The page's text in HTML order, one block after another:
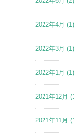
2022年4月 (1)
2022年3月 (1)
2022年1月 (1)
2021年12月
2021年11月